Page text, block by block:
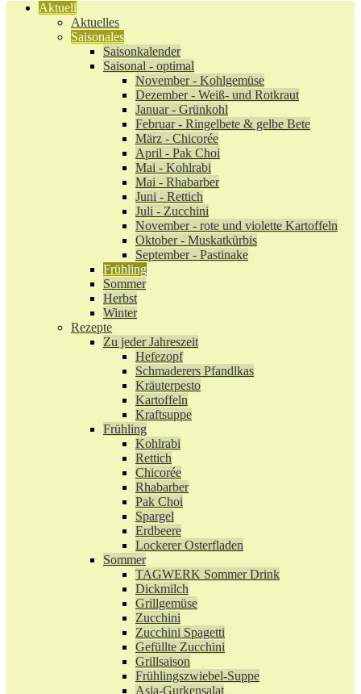
Aktuell
Aktuelles
Saisonales
Saisonkalender
Saisonal - optimal
November - Kohlgemüse
Dezember - Weiß- und Rotkraut
Januar - Grünkohl
Februar - Ringelbete & gelbe Bete
März - Chicorée
April - Pak Choi
Mai - Kohlrabi
Mai - Rhabarber
Juni - Rettich
Juli - Zucchini
November - rote und violette Kartoffeln
Oktober - Muskatkürbis
September - Pastinake
Frühling
Sommer
Herbst
Winter
Rezepte
Zu jeder Jahreszeit
Hefezopf
Schmaderers Pfandlkas
Kräuterpesto
Kartoffeln
Kraftsuppe
Frühling
Kohlrabi
Rettich
Chicorée
Rhabarber
Pak Choi
Spargel
Erdbeere
Lockerer Osterfladen
Sommer
TAGWERK Sommer Drink
Dickmilch
Grillgemüse
Zucchini
Zucchini Spagetti
Gefüllte Zucchini
Grillsaison
Frühlingszwiebel-Suppe
Asia-Gurkensalat